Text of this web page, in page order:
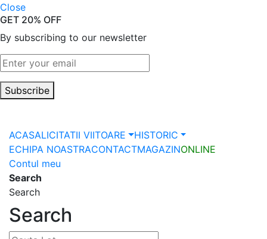
Close
GET 20% OFF
By subscribing to our newsletter
Subscribe
ACASALICITATII VIITOARE
HISTORIC
ECHIPA NOASTRACONTACTMAGAZINONLINE
Contul meu
Search
Search
Search